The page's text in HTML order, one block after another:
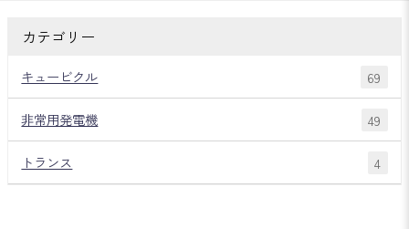
カテゴリー
キュービクル 69
非常用発電機 49
トランス 4